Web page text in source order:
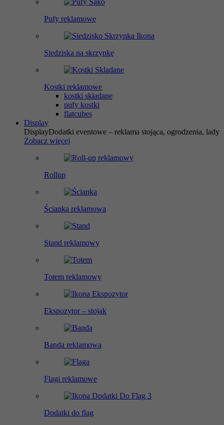
Pufy reklamowe
Siedziska na skrzynkę
Kostki reklamowe
kostki składane
pufy kostki
flatcubes
Display
DisplayDodatki eventowe – reklama stojąca, ogrodzenia, lady
Zobacz więcej
Rollup
Ścianka reklamowa
Stand reklamowy
Totem reklamowy
Ekspozytor – stojak
Banda reklamowa
Flagi reklamowe
Dodatki do flag